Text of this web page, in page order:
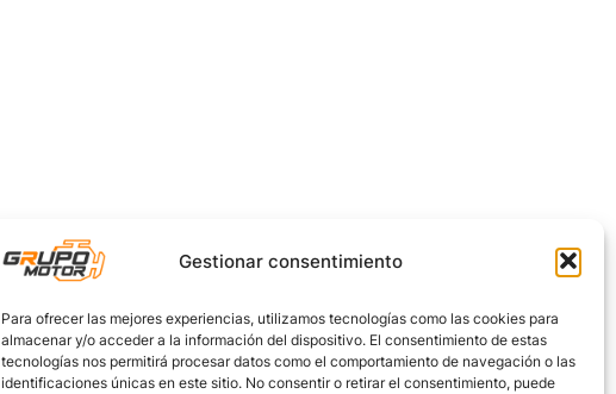
Gestionar consentimiento
Para ofrecer las mejores experiencias, utilizamos tecnologías como las cookies para
almacenar y/o acceder a la información del dispositivo. El consentimiento de estas
tecnologías nos permitirá procesar datos como el comportamiento de navegación o las
identificaciones únicas en este sitio. No consentir o retirar el consentimiento, puede